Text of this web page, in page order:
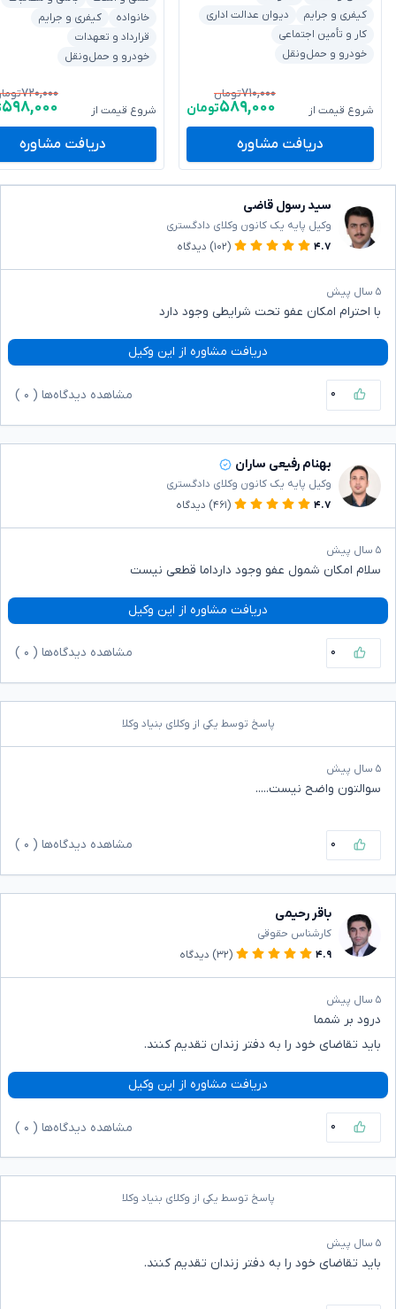
کیفری و جرایم
دیوان عدالت اداری
کار و تأمین اجتماعی
خودرو و حمل‌ونقل
شروع قیمت از
۷۱۰,۰۰۰تومان
۵۸۹,۰۰۰تومان
دریافت مشاوره
خانواده
کیفری و جرایم
قرارداد و تعهدات
خودرو و حمل‌ونقل
شروع قیمت از
۷۲۰,۰۰۰
۵۹۸,۰۰۰
دریافت مشاوره
سید رسول قاضی
وکیل پایه یک کانون وکلای دادگستری
۴.۷
(۱۰۲) دیدگاه
۵ سال پیش
با احترام امکان عفو تحت شرایطی وجود دارد
دریافت مشاوره از این وکیل
۰ مشاهده دیدگاه‌ها ( ۰
بهنام رفیعی ساران
وکیل پایه یک کانون وکلای دادگستری
۴.۷
(۴۶۱) دیدگاه
۵ سال پیش
سلام امکان شمول عفو وجود دارداما قطعی نیست
دریافت مشاوره از این وکیل
۰ مشاهده دیدگاه‌ها ( ۰
پاسخ توسط یکی از وکلای بنیاد وکلا
۵ سال پیش
سوالتون واضح نیست.....
۰ مشاهده دیدگاه‌ها ( ۰
باقر رحیمی
کارشناس حقوقی
۴.۹
(۳۲) دیدگاه
۵ سال پیش
درود بر شمما
باید تقاضای خود را به دفتر زندان تقدیم کنند.
دریافت مشاوره از این وکیل
۰ مشاهده دیدگاه‌ها ( ۰
پاسخ توسط یکی از وکلای بنیاد وکلا
۵ سال پیش
باید تقاضای خود را به دفتر زندان تقدیم کنند.